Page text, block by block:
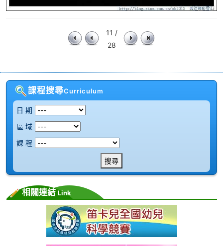
11 /
28
課程搜尋Curriculum
日 期
區 域
課 程
搜尋
相關連結Link